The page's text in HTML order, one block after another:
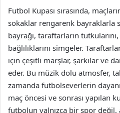
Futbol Kupası sırasında,
sokaklar rengarenk bayraklarla
bayrağı, taraftarların
bağlılıklarını simgeler.
için çeşitli marşlar, şarkılar ve
eder. Bu müzik dolu atmosfer,
zamanda futbolseverlerin
maç öncesi ve sonrası yapılan
futbolun yalnızca bir spor değil,